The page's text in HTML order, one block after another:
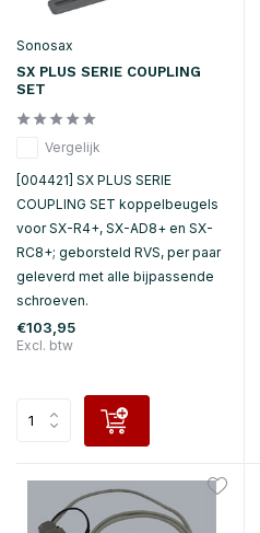
Sonosax
SX PLUS SERIE COUPLING
SET
Vergelijk
[004421] SX PLUS SERIE
COUPLING SET koppelbeugels
voor SX-R4+, SX-AD8+ en SX-
RC8+; geborsteld RVS, per paar
geleverd met alle bijpassende
schroeven.
€103,95
Excl. btw